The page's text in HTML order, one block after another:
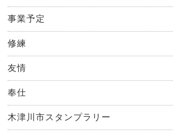
事業予定
修練
友情
奉仕
木津川市スタンプラリー